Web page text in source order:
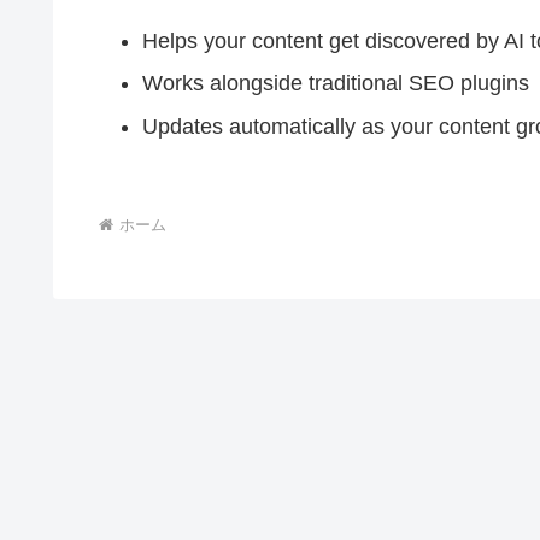
Helps your content get discovered by AI
Works alongside traditional SEO plugins
Updates automatically as your content
ホーム